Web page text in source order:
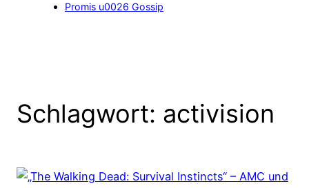
Promis u0026 Gossip
Schlagwort: activision